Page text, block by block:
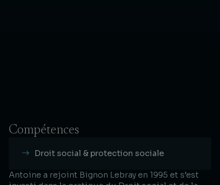
Compétences
Droit social & protection sociale
Antoine a rejoint Bignon Lebray en 1995 et s’est